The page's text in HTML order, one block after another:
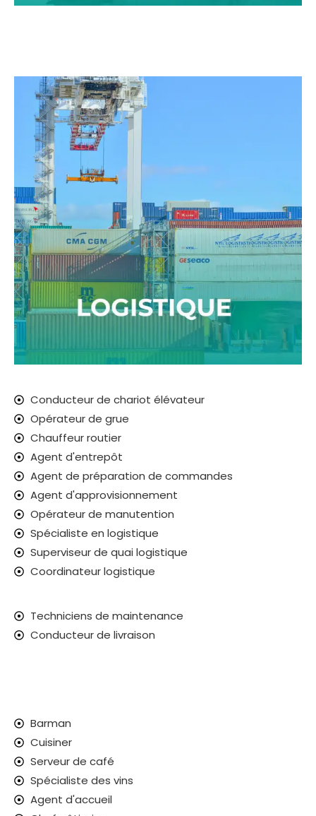
Conducteur de chariot élévateur
Opérateur de grue
Chauffeur routier
Agent d'entrepôt
Agent de préparation de commandes
Agent d'approvisionnement
Opérateur de manutention
Spécialiste en logistique
Superviseur de quai logistique
Coordinateur logistique
Techniciens de maintenance
Conducteur de livraison
Barman
Cuisiner
Serveur de café
Spécialiste des vins
Agent d'accueil